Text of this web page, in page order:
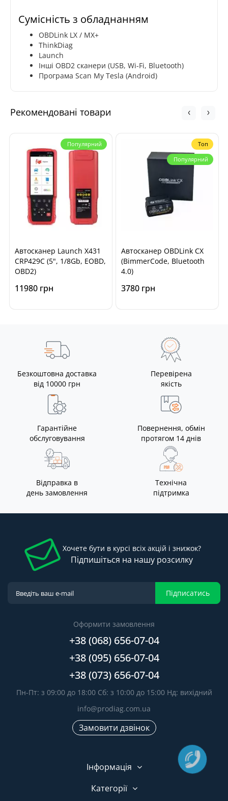
Сумісність з обладнанням
OBDLink LX / MX+
ThinkDiag
Launch
Інші OBD2 сканери (USB, Wi-Fi, Bluetooth)
Програма Scan My Tesla (Android)
Рекомендовані товари
Популярний
Автосканер Launch X431
CRP429C (5", 1/8Gb, EOBD,
OBD2)
11980 грн
Топ
Популярний
Автосканер OBDLink CX
(BimmerCode, Bluetooth
4.0)
3780 грн
Безкоштовна доставка
від 10000 грн
Перевірена
якість
Гарантійне
обслуговування
Повернення, обмін
протягом 14 днів
Відправка в
день замовлення
Технічна
підтримка
Хочете бути в курсі всіх акцій і знижок?
Підпишіться на нашу розсилку
Підписатись
Оформити замовлення
+38 (068) 656-07-04
+38 (095) 656-07-04
+38 (073) 656-07-04
Пн-Пт: з 09:00 до 18:00 Сб: з 10:00 до 15:00 Нд: вихідний
info@prodiag.com.ua
Замовити дзвінок
Інформація
Категорії